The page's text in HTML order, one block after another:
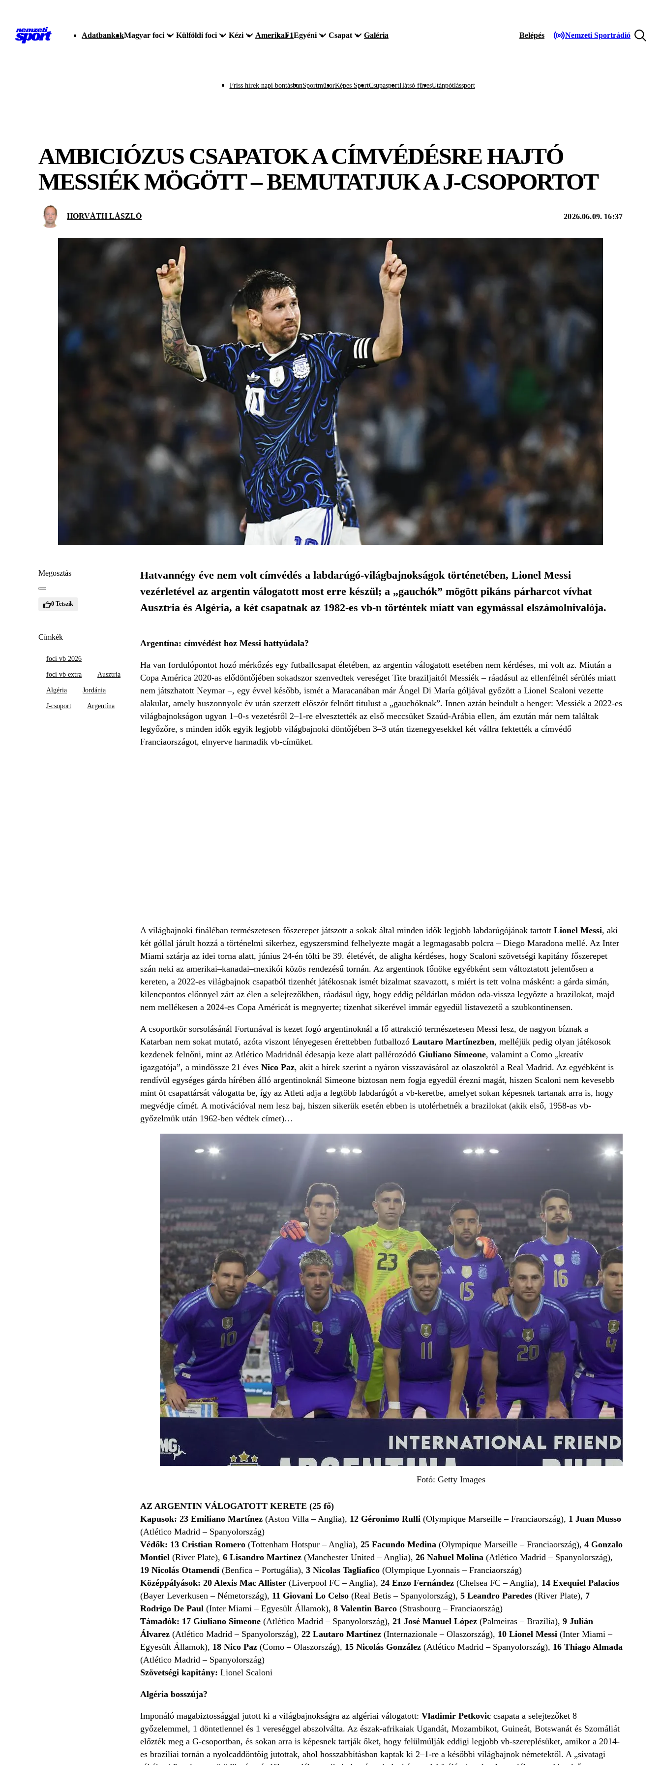
AdatbankokMagyar foci Külföldi foci Kézi AmerikaF1Egyéni Csapat Galéria Belépés Nemzeti Sportrádió
Friss hírek napi bontásbanSportműsorKépes SportCsupasportHátsó füvesUtánpótlássport
AMBICIÓZUS CSAPATOK A CÍMVÉDÉSRE HAJTÓ
MESSIÉK MÖGÖTT ‒ BEMUTATJUK A J-CSOPORTOT
HORVÁTH LÁSZLÓ 2026.06.09. 16:37
Megosztás
0 Tetszik
Címkék
foci vb 2026
foci vb extra Ausztria
Algéria Jordánia
J-csoport Argentína
Hatvannégy éve nem volt címvédés a labdarúgó-világbajnokságok történetében, Lionel Messi
vezérletével az argentin válogatott most erre készül; a „gauchók” mögött pikáns párharcot vívhat
Ausztria és Algéria, a két csapatnak az 1982-es vb-n történtek miatt van egymással elszámolnivalója.
Argentína: címvédést hoz Messi hattyúdala?
Ha van fordulópontot hozó mérkőzés egy futballcsapat életében, az argentin válogatott esetében nem kérdéses, mi volt az. Miután a
Copa América 2020-as elődöntőjében sokadszor szenvedtek vereséget Tite braziljaitól Messiék – ráadásul az ellenfélnél sérülés miatt
nem játszhatott Neymar –, egy évvel később, ismét a Maracanában már Ángel Di María góljával győzött a Lionel Scaloni vezette
alakulat, amely huszonnyolc év után szerzett először felnőtt titulust a „gauchóknak”. Innen aztán beindult a henger: Messiék a 2022-es
világbajnokságon ugyan 1–0-s vezetésről 2–1-re elvesztették az első meccsüket Szaúd-Arábia ellen, ám ezután már nem találtak
legyőzőre, s minden idők egyik legjobb világbajnoki döntőjében 3–3 után tizenegyesekkel két vállra fektették a címvédő
Franciaországot, elnyerve harmadik vb-címüket.
A világbajnoki fináléban természetesen főszerepet játszott a sokak által minden idők legjobb labdarúgójának tartott Lionel Messi, aki
két góllal járult hozzá a történelmi sikerhez, egyszersmind felhelyezte magát a legmagasabb polcra – Diego Maradona mellé. Az Inter
Miami sztárja az idei torna alatt, június 24-én tölti be 39. életévét, de aligha kérdéses, hogy Scaloni szövetségi kapitány főszerepet
szán neki az amerikai–kanadai–mexikói közös rendezésű tornán. Az argentinok főnöke egyébként sem változtatott jelentősen a
kereten, a 2022-es világbajnok csapatból tizenhét játékosnak ismét bizalmat szavazott, s miért is tett volna másként: a gárda simán,
kilencpontos előnnyel zárt az élen a selejtezőkben, ráadásul úgy, hogy eddig példátlan módon oda-vissza legyőzte a brazilokat, majd
nem mellékesen a 2024-es Copa Américát is megnyerte; tizenhat sikerével immár egyedül listavezető a szubkontinensen.
A csoportkör sorsolásánál Fortunával is kezet fogó argentinoknál a fő attrakció természetesen Messi lesz, de nagyon bíznak a
Katarban nem sokat mutató, azóta viszont lényegesen érettebben futballozó Lautaro Martínezben, melléjük pedig olyan játékosok
kezdenek felnőni, mint az Atlético Madridnál édesapja keze alatt pallérozódó Giuliano Simeone, valamint a Como „kreatív
igazgatója”, a mindössze 21 éves Nico Paz, akit a hírek szerint a nyáron visszavásárol az olaszoktól a Real Madrid. Az egyébként is
rendívül egységes gárda hírében álló argentinoknál Simeone biztosan nem fogja egyedül érezni magát, hiszen Scaloni nem kevesebb
mint öt csapattársát válogatta be, így az Atleti adja a legtöbb labdarúgót a vb-keretbe, amelyet sokan képesnek tartanak arra is, hogy
megvédje címét. A motivációval nem lesz baj, hiszen sikerük esetén ebben is utolérhetnék a brazilokat (akik első, 1958-as vb-
győzelmük után 1962-ben védtek címet)…
Fotó: Getty Images
AZ ARGENTIN VÁLOGATOTT KERETE (25 fő)
Kapusok: 23 Emiliano Martínez (Aston Villa – Anglia), 12 Géronimo Rulli (Olympique Marseille – Franciaország), 1 Juan Musso
(Atlético Madrid – Spanyolország)
Védők: 13 Cristian Romero (Tottenham Hotspur – Anglia), 25 Facundo Medina (Olympique Marseille – Franciaország), 4 Gonzalo
Montiel (River Plate), 6 Lisandro Martínez (Manchester United – Anglia), 26 Nahuel Molina (Atlético Madrid – Spanyolország),
19 Nicolás Otamendi (Benfica – Portugália), 3 Nicolas Tagliafico (Olympique Lyonnais– Franciaország)
Középpályások: 20 Alexis Mac Allister (Liverpool FC – Anglia), 24 Enzo Fernández (Chelsea FC – Anglia), 14 Exequiel Palacios
(Bayer Leverkusen – Németország), 11 Giovani Lo Celso(Real Betis – Spanyolország), 5 Leandro Paredes (River Plate), 7
Rodrigo De Paul (Inter Miami – Egyesült Államok), 8 Valentin Barco (Strasbourg – Franciaország)
Támadók: 17 Giuliano Simeone (Atlético Madrid – Spanyolország), 21 José Manuel López (Palmeiras – Brazília), 9 Julián
Álvarez (Atlético Madrid – Spanyolország), 22 Lautaro Martínez (Internazionale – Olaszország), 10 Lionel Messi (Inter Miami –
Egyesült Államok), 18 Nico Paz (Como – Olaszország), 15 Nicolás González (Atlético Madrid – Spanyolország), 16 Thiago Almada
(Atlético Madrid – Spanyolország)
Szövetségi kapitány: Lionel Scaloni
Algéria bosszúja?
Imponáló magabiztossággal jutott ki a világbajnokságra az algériai válogatott: Vladimir Petkoviccsapata a selejtezőket 8
győzelemmel, 1 döntetlennel és 1 vereséggel abszolválta. Az észak-afrikaiak Ugandát, Mozambikot, Guineát, Botswanát és Szomáliát
előzték meg a G-csoportban, és sokan arra is képesnek tartják őket, hogy felülmúlják eddigi legjobb vb-szereplésüket, amikor a 2014-
es brazíliai tornán a nyolcaddöntőig jutottak, ahol hosszabbításban kaptak ki 2–1-re a későbbi világbajnok németektől. A „sivatagi